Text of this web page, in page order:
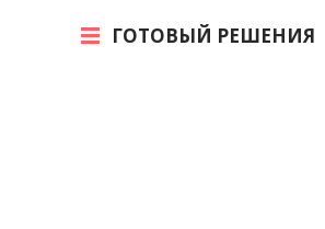
ГОТОВЫЙ РЕШЕНИЯ